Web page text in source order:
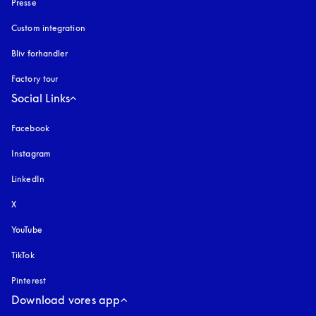
Presse
Custom integration
Bliv forhandler
Factory tour
Social Links
Facebook
Instagram
LinkedIn
X
YouTube
TikTok
Pinterest
Download vores app